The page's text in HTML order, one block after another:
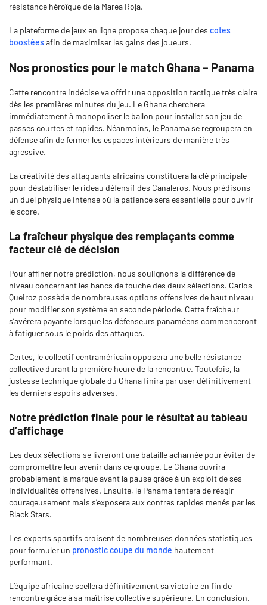
résistance héroïque de la Marea Roja.
La plateforme de jeux en ligne propose chaque jour des cotes
boostéesafin de maximiser les gains des joueurs.
Nos pronostics pour le match Ghana – Panama
Cette rencontre indécise va offrir une opposition tactique très claire
dès les premières minutes du jeu. Le Ghana cherchera
immédiatement à monopoliser le ballon pour installer son jeu de
passes courtes et rapides. Néanmoins, le Panama se regroupera en
défense afin de fermer les espaces intérieurs de manière très
agressive.
La créativité des attaquants africains constituera la clé principale
pour déstabiliser le rideau défensif des Canaleros. Nous prédisons
un duel physique intense où la patience sera essentielle pour ouvrir
le score.
La fraîcheur physique des remplaçants comme
facteur clé de décision
Pour affiner notre prédiction, nous soulignons la différence de
niveau concernant les bancs de touche des deux sélections. Carlos
Queiroz possède de nombreuses options offensives de haut niveau
pour modifier son système en seconde période. Cette fraîcheur
s’avérera payante lorsque les défenseurs panaméens commenceront
à fatiguer sous le poids des attaques.
Certes, le collectif centraméricain opposera une belle résistance
collective durant la première heure de la rencontre. Toutefois, la
justesse technique globale du Ghana finira par user définitivement
les derniers espoirs adverses.
Notre prédiction finale pour le résultat au tableau
d’affichage
Les deux sélections se livreront une bataille acharnée pour éviter de
compromettre leur avenir dans ce groupe. Le Ghana ouvrira
probablement la marque avant la pause grâce à un exploit de ses
individualités offensives. Ensuite, le Panama tentera de réagir
courageusement mais s’exposera aux contres rapides menés par les
Black Stars.
Les experts sportifs croisent de nombreuses données statistiques
pour formuler un pronostic coupe du monde hautement
performant.
L’équipe africaine scellera définitivement sa victoire en fin de
rencontre grâce à sa maîtrise collective supérieure. En conclusion,